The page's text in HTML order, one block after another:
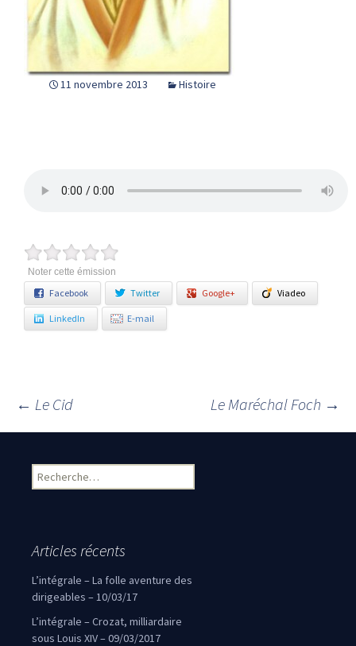
11 novembre 2013 Histoire
Noter cette émission
Facebook Twitter Google+ Viadeo
LinkedIn E-mail
Navigation des articles
← Le Cid Le Maréchal Foch →
Rechercher :
Articles récents
L’intégrale – La folle aventure des
dirigeables – 10/03/17
L’intégrale – Crozat, milliardaire
sous Louis XIV – 09/03/2017